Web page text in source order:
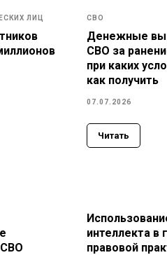
ЛИЦ СВО
Денежные
СВО за
при каких
как получить
07.07.2026
Читать
СВО
интеллекта в
правовой